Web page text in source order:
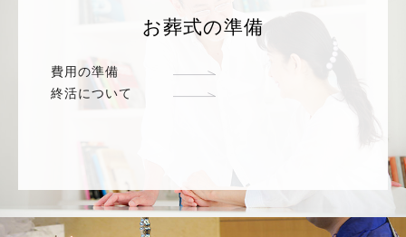
お葬式の準備
費用の準備
終活について